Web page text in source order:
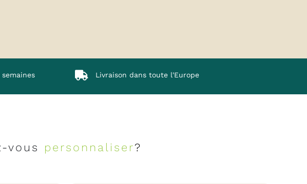
Livraison dans toute l'Europe
vous personnaliser?